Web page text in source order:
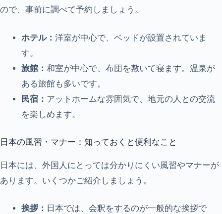
ので、事前に調べて予約しましょう。
ホテル： 洋室が中心で、ベッドが設置されていま
す。
旅館： 和室が中心で、布団を敷いて寝ます。温泉が
ある旅館も多いです。
民宿： アットホームな雰囲気で、地元の人との交流
を楽しめます。
日本の風習・マナー：知っておくと便利なこと
日本には、外国人にとっては分かりにくい風習やマナーが
あります。いくつかご紹介しましょう。
挨拶： 日本では、会釈をするのが一般的な挨拶で